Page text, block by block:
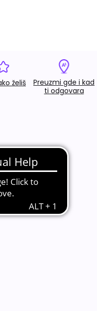
želiš
Preuzmi gde i kad
ti odgovara